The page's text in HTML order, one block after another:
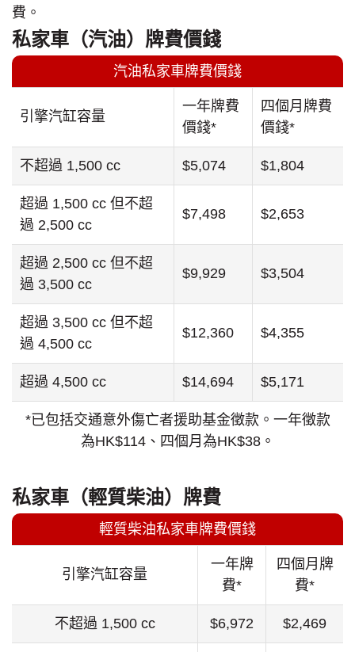
費。
私家車（汽油）牌費價錢
汽油私家車牌費價錢
引擎汽缸容量
一年牌費
價錢*
四個月牌費
價錢*
不超過 1,500 cc $5,074 $1,804
超過 1,500 cc 但不超
過 2,500 cc
$7,498 $2,653
超過 2,500 cc 但不超
過 3,500 cc
$9,929 $3,504
超過 3,500 cc 但不超
過 4,500 cc
$12,360 $4,355
超過 4,500 cc $14,694 $5,171
*已包括交通意外傷亡者援助基金徵款。一年徵款
為HK$114、四個月為HK$38。
私家車（輕質柴油）牌費
輕質柴油私家車牌費價錢
引擎汽缸容量
一年牌
費*
四個月牌
費*
不超過 1,500 cc $6,972 $2,469